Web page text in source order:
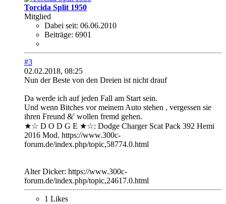
Torcida Split 1950
Mitglied
Dabei seit: 06.06.2010
Beiträge: 6901
#3
02.02.2018, 08:25
Nun der Beste von den Dreien ist nicht drauf
Da werde ich auf jeden Fall am Start sein.
Und wenn Bitches vor meinem Auto stehen , vergessen sie
ihren Freund &' wollen fremd gehen.
★☆ D O D G E ★☆: Dodge Charger Scat Pack 392 Hemi
2016 Mod. https://www.300c-
forum.de/index.php/topic,58774.0.html
Alter Dicker: https://www.300c-
forum.de/index.php/topic,24617.0.html
1 Likes